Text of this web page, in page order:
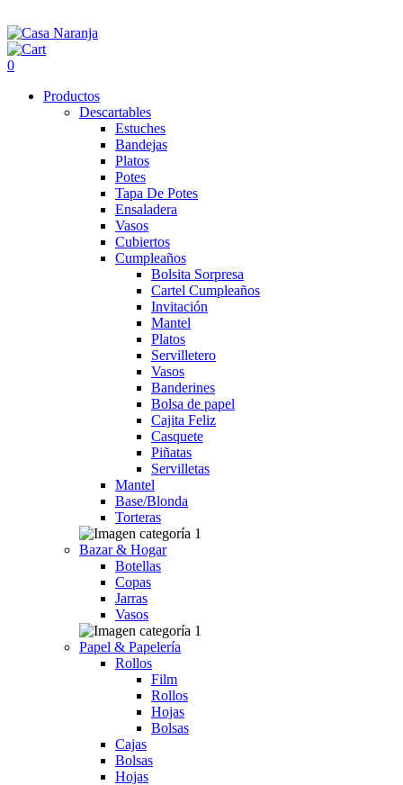
0
Productos
Descartables
Estuches
Bandejas
Platos
Potes
Tapa De Potes
Ensaladera
Vasos
Cubiertos
Cumpleaños
Bolsita Sorpresa
Cartel Cumpleaños
Invitación
Mantel
Platos
Servilletero
Vasos
Banderines
Bolsa de papel
Cajita Feliz
Casquete
Piñatas
Servilletas
Mantel
Base/Blonda
Torteras
Bazar & Hogar
Botellas
Copas
Jarras
Vasos
Papel & Papelería
Rollos
Film
Rollos
Hojas
Bolsas
Cajas
Bolsas
Hojas